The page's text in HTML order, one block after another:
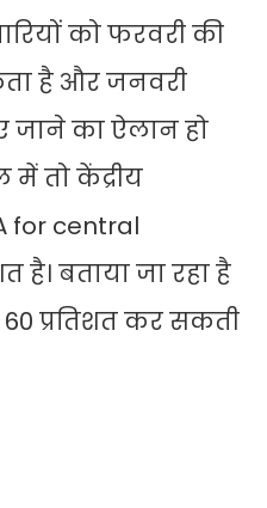
को फरवरी की
है और जनवरी
जाने का ऐलान हो
तो केंद्रीय
for central
है। बताया जा रहा है
प्रतिशत कर सकती